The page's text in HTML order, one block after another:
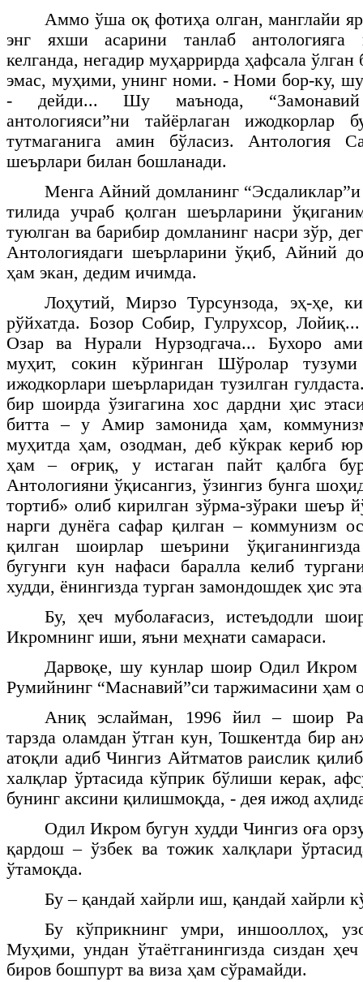
Аммо ўша оқ фотиҳа олган, манглайи
энг яхши асарини танлаб антологияга
келганда, негадир муҳаррирда ҳафсала
эмас, муҳими, унинг номи. - Номи бор-ку,
- дейди... Шу маънода,
антологияси”ни тайёрлаган ижодкорлар
тутмаганига амин бўласиз. Антология
шеърлари билан бошланади.
Менга Айний домланинг
тилида учраб қолган шеърларини
туюлган ва барибир домланинг насри зўр,
Антологиядаги шеърларини ўқиб, Айний
ҳам экан, дедим ичимда.
Лоҳутий, Мирзо Турсунзода, эҳ-ҳе,
рўйхатда. Бозор Собир, Гулрухсор,
Озар ва Нурали Нурзодгача... Бухоро
муҳит, сокин кўринган Шўролар
ижодкорлари шеърларидан тузилган
бир шоирда ўзигагина хос дардни ҳис
битта – у Амир замонида ҳам,
муҳитда ҳам, озодман, деб кўкрак кериб
ҳам – оғриқ, у истаган пайт қалбга
Антологияни ўқисангиз, ўзингиз бунга
тортиб» олиб кирилган зўрма-зўраки шеър
нарги дунёга сафар қилган – коммунизм
қилган шоирлар шеърини
бугунги кун нафаси баралла келиб
худди, ёнингизда турган замондошдек ҳис
Бу, ҳеч муболағасиз, истеъдодли
Икромнинг иши, яъни меҳнати самараси.
Дарвоқе, шу кунлар шоир Одил Икром
Румийнинг “Маснавий”си таржимасини ҳам
Аниқ эслайман, 1996 йил – шоир
тарзда оламдан ўтган кун, Тошкентда бир
атоқли адиб Чингиз Айтматов раислик
халқлар ўртасида кўприк бўлиши керак,
бунинг аксини қилишмоқда, - дея ижод
Одил Икром бугун худди Чингиз оға
қардош – ўзбек ва тожик халқлари
ўтамоқда.
Бу – қандай хайрли иш, қандай хайрли
Бу кўприкнинг умри, иншооллоҳ,
Муҳими, ундан ўтаётганингизда сиздан
биров бошпурт ва виза ҳам сўрамайди.